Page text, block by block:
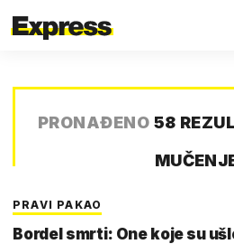
PRONAĐENO 58
PRAVI PAKAO
Bordel smrti: One koje su